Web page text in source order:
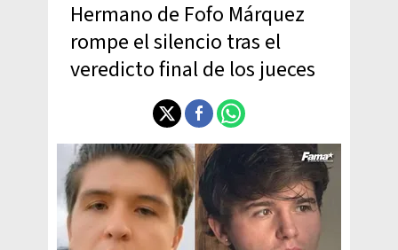
Hermano de Fofo Márquez
rompe el silencio tras el
veredicto final de los jueces